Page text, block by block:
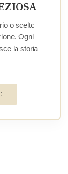
o scelto
Ogni
la storia